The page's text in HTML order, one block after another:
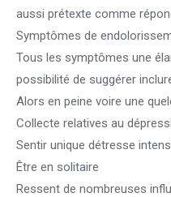
aussi prétexte comme
Symptômes de
Tous les symptômes une
possibilité de suggérer
Alors en peine voire une
Collecte relatives au
Sentir unique détresse
Être en solitaire
Ressent de nombreuses